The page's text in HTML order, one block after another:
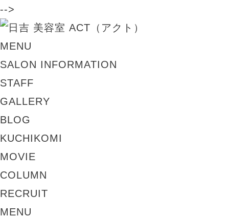
-->
MENU
SALON INFORMATION
STAFF
GALLERY
BLOG
KUCHIKOMI
MOVIE
COLUMN
RECRUIT
MENU